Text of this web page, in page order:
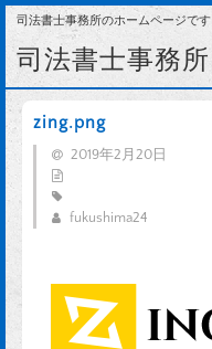
司法書士事務所のホームページです
司法書士事務所
zing.png
2019年2月20日
fukushima24